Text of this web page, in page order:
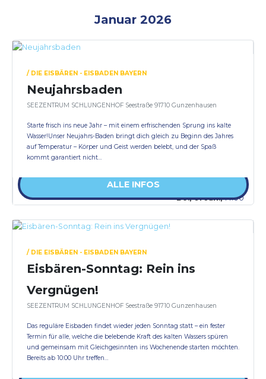
Januar 2026
/ DIE EISBÄREN - EISBADEN BAYERN
Neujahrsbaden
SEEZENTRUM SCHLUNGENHOF Seestraße 91710 Gunzenhausen
Starte frisch ins neue Jahr – mit einem erfrischenden Sprung ins kalte
Wasser!Unser Neujahrs-Baden bringt dich gleich zu Beginn des Jahres
auf Temperatur – Körper und Geist werden belebt, und der Spaß
kommt garantiert nicht…
Do., 01 Jan.,14:00
ALLE INFOS
/ DIE EISBÄREN - EISBADEN BAYERN
Eisbären-Sonntag: Rein ins
Vergnügen!
SEEZENTRUM SCHLUNGENHOF Seestraße 91710 Gunzenhausen
Das reguläre Eisbaden findet wieder jeden Sonntag statt – ein fester
Termin für alle, welche die belebende Kraft des kalten Wassers spüren
und gemeinsam mit Gleichgesinnten ins Wochenende starten möchten.
Bereits ab 10:00 Uhr treffen…